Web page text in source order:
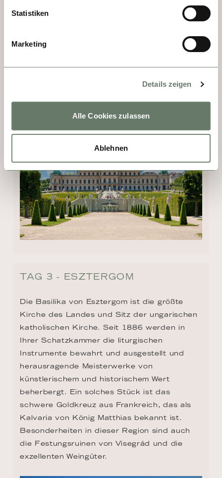
Statistiken
Marketing
Details zeigen
Alle Cookies zulassen
Ablehnen
auch Streetart am Sandstrand und Gaudi im
feinstes Barock. Ist ein wahres Wunderland
aus prachtvollen Palästen, Kathedralen und
erstklassigen Museen. Nicht zu vergessen
für eine Stadt!
TAG 3 - ESZTERGOM
Die Basilika von Esztergom ist die größte
Kirche des Landes und Sitz der ungarischen
katholischen Kirche. Seit 1886 werden in
Ihrer Schatzkammer die liturgischen
Instrumente bewahrt und ausgestellt und
herausragende Meisterwerke von
künstlerischem und historischem Wert
beherbergt. Ein solches Stück ist das
schwere Goldkreuz aus Frankreich, das als
Kalvaria von König Matthias bekannt ist.
Besonderheiten in dieser Region sind auch
die Festungsruinen von Visegrád und die
exzellenten Weingüter.